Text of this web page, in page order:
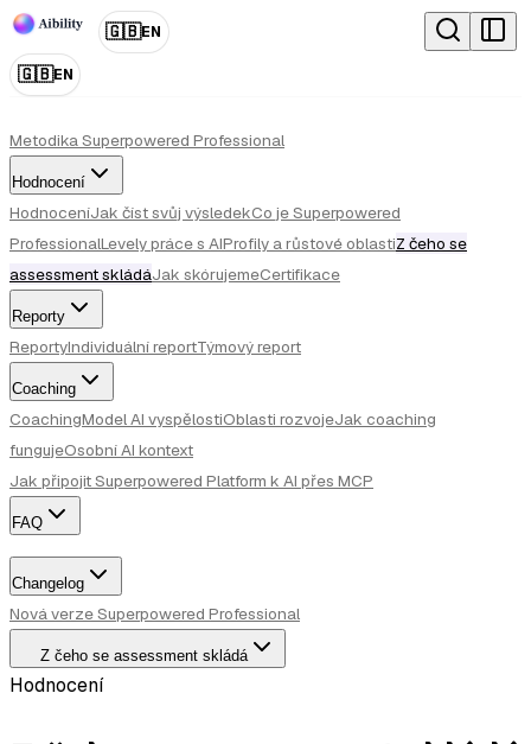
🇬🇧EN
🇬🇧EN
Metodika Superpowered Professional
Hodnocení
HodnoceníJak číst svůj výsledekCo je Superpowered
ProfessionalLevely práce s AIProfily a růstové oblastiZ čeho se
assessment skládáJak skórujemeCertifikace
Reporty
ReportyIndividuální reportTýmový report
Coaching
CoachingModel AI vyspělostiOblasti rozvojeJak coaching
fungujeOsobní AI kontext
Jak připojit Superpowered Platform k AI přes MCP
FAQ
Changelog
Nová verze Superpowered Professional
Z čeho se assessment skládá
Hodnocení